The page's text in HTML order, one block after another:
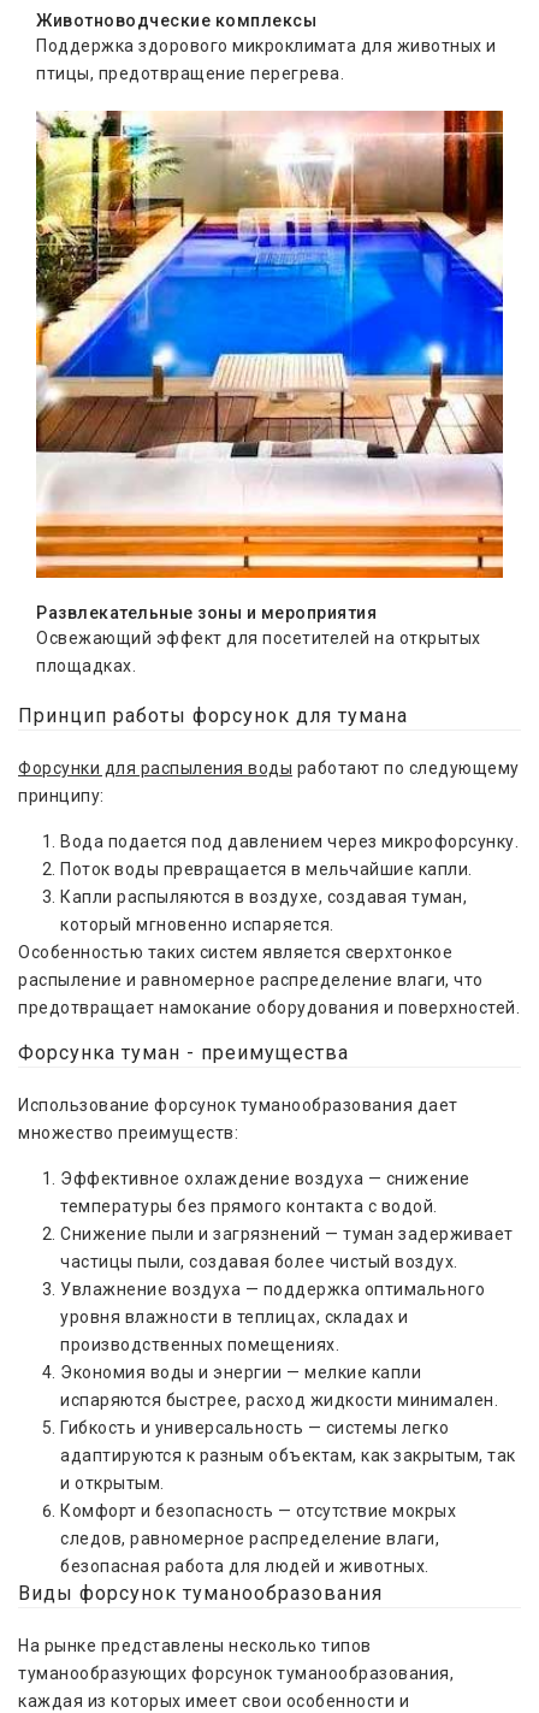
Животноводческие комплексы
Поддержка здорового микроклимата для животных и
птицы, предотвращение перегрева.
Развлекательные зоны и мероприятия
Освежающий эффект для посетителей на открытых
площадках.
Принцип работы форсунок для тумана
Форсунки для распыления воды работают по следующему
принципу:
Вода подается под давлением через микрофорсунку.
Поток воды превращается в мельчайшие капли.
Капли распыляются в воздухе, создавая туман,
который мгновенно испаряется.
Особенностью таких систем является сверхтонкое
распыление и равномерное распределение влаги, что
предотвращает намокание оборудования и поверхностей.
Форсунка туман - преимущества
Использование форсунок туманообразования дает
множество преимуществ:
Эффективное охлаждение воздуха — снижение
температуры без прямого контакта с водой.
Снижение пыли и загрязнений — туман задерживает
частицы пыли, создавая более чистый воздух.
Увлажнение воздуха — поддержка оптимального
уровня влажности в теплицах, складах и
производственных помещениях.
Экономия воды и энергии — мелкие капли
испаряются быстрее, расход жидкости минимален.
Гибкость и универсальность — системы легко
адаптируются к разным объектам, как закрытым, так
и открытым.
Комфорт и безопасность — отсутствие мокрых
следов, равномерное распределение влаги,
безопасная работа для людей и животных.
Виды форсунок туманообразования
На рынке представлены несколько типов
туманообразующих форсунок туманообразования,
каждая из которых имеет свои особенности и